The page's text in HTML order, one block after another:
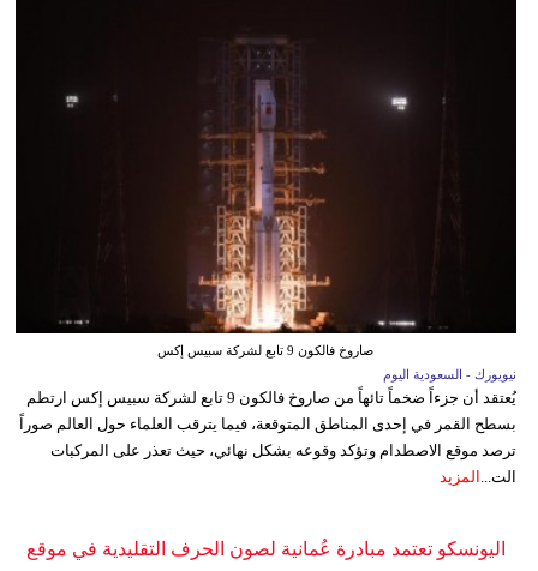
صاروخ فالكون 9 تابع لشركة سبيس إكس
نيويورك - السعودية اليوم
يُعتقد أن جزءاً ضخماً تائهاً من صاروخ فالكون 9 تابع لشركة سبيس إكس ارتطم
بسطح القمر في إحدى المناطق المتوقعة، فيما يترقب العلماء حول العالم صوراً
ترصد موقع الاصطدام وتؤكد وقوعه بشكل نهائي، حيث تعذر على المركبات
الت... المزيد
اليونسكو تعتمد مبادرة عُمانية لصون الحرف التقليدية في موقع